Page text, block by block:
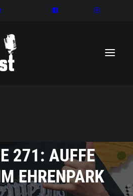
271: AUFFE
EHRENPARK